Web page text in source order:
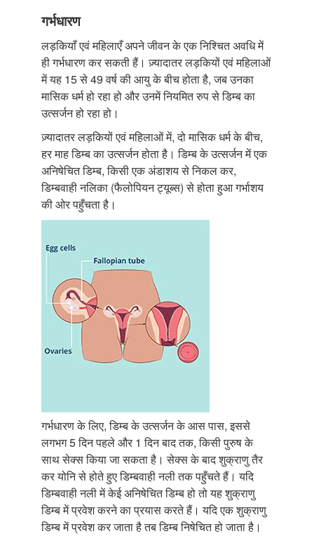
गर्भधारण
लड़कियाँ एवं महिलाएँ अपने जीवन के एक निश्चित अवधि में
ही गर्भधारण कर सकती हैं। ज़्यादातर लड़कियों एवं महिलाओं
में यह 15 से 49 वर्ष की आयु के बीच होता है, जब उनका
मासिक धर्म हो रहा हो और उनमें नियमित रुप से डिम्ब का
उत्सर्जन हो रहा हो।
ज़्यादातर लड़कियों एवं महिलाओं में, दो मासिक धर्म के बीच,
हर माह डिम्ब का उत्सर्जन होता है। डिम्ब के उत्सर्जन में एक
अनिषेचित डिम्ब, किसी एक अंडाशय से निकल कर,
डिम्बवाही नलिका (फैलोपियन ट्यूब्स) से होता हुआ गर्भाशय
की ओर पहुँचता है।
गर्भधारण के लिए, डिम्ब के उत्सर्जन के आस पास, इससे
लगभग 5 दिन पहले और 1 दिन बाद तक, किसी पुरुष के
साथ सेक्स किया जा सकता है। सेक्स के बाद शुक्राणु तैर
कर योनि से होते हुए डिम्बवाही नली तक पहुँचते हैं। यदि
डिम्बवाही नली में केई अनिषेचित डिम्ब हो तो यह शुक्राणु
डिम्ब में प्रवेश करने का प्रयास करते हैं। यदि एक शुक्राणु
डिम्ब में प्रवेश कर जाता है तब डिम्ब निषेचित हो जाता है।